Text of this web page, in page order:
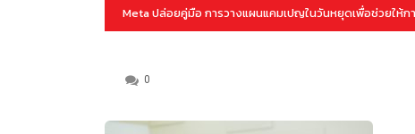
ล่วงหน้าสำหรับปลายปีนี้Threads คืออะไร ใช้ยังไง :: Threads คู่แข่งใหม่ของ
Instagram
0